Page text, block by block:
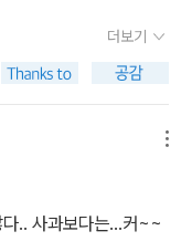
긴 하지만 그래도 선물
는 기분은 언제나 늘
이서 둘이서>는 성인
은 레전드지 뭐.<깨물
데 조카들이 앉아서
무는 습관이 생겼다
깨무는 습관을 어떻게
더보기
.. 사과보다는...커~~